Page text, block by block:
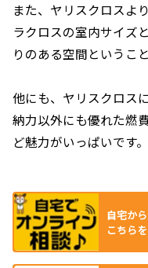
また、ヤリスクロスよ
ラクロスの室内サイズ
りのある空間というこ
他にも、ヤリスクロス
納力以外にも優れた燃
ど魅力がいっぱいです。
自宅か
こちら